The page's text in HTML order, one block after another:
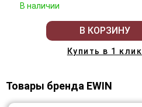
В наличии
В КОРЗИНУ
Купить в 1 клик
Товары бренда EWIN